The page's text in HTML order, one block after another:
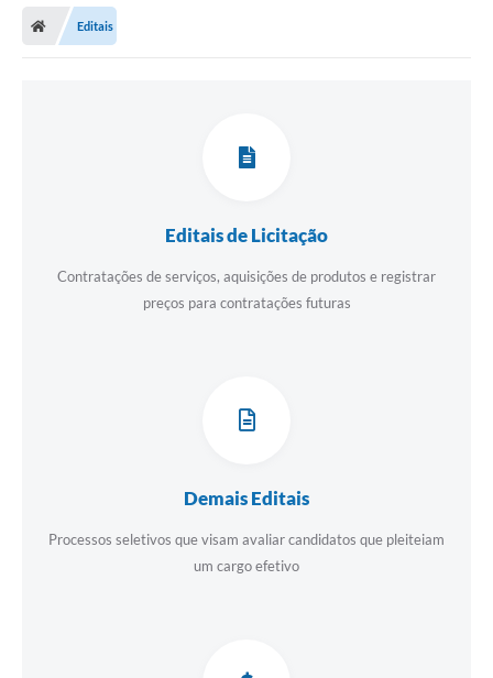
Editais
Editais de Licitação
Contratações de serviços, aquisições de produtos e registrar
preços para contratações futuras
Demais Editais
Processos seletivos que visam avaliar candidatos que pleiteiam
um cargo efetivo